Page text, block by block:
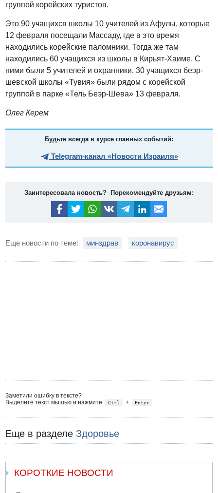
группой корейских туристов.
Это 90 учащихся школы 10 учителей из Афулы, которые
12 февраля посещали Массаду, где в это время
находились корейские паломники. Тогда же там
находились 60 учащихся из школы в Кирьят-Хаиме. С
ними были 5 учителей и охранники. 30 учащихся беэр-
шевской школы «Тувия» были рядом с корейской
группой в парке «Тель Беэр-Шева» 13 февраля.
Олег Керем
Будьте всегда в курсе главных событий:
Telegram-канал «Новости Израиля»
Заинтересовала новость? Порекомендуйте друзьям:
Еще новости по теме: минздрав коронавирус
Заметили ошибку в тексте?
Выделите текст мышью и нажмите
Ctrl + Enter
Еще в разделе Здоровье
КОРОТКИЕ НОВОСТИ